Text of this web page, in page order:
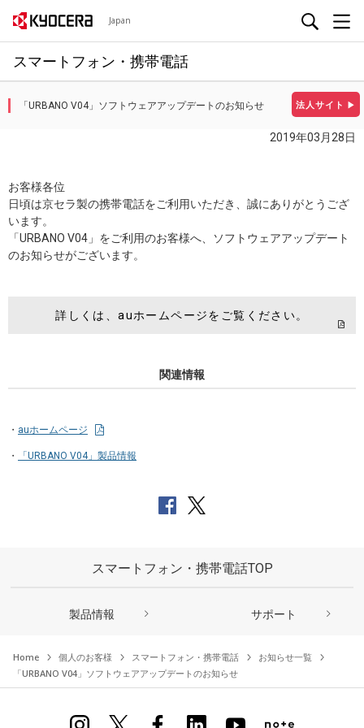
Japan
スマートフォン・携帯電話
法人サイト ▶
「URBANO V04」ソフトウェアアップデートのお知らせ
2019年03月28日
お客様各位
日頃は京セラ製の携帯電話をご利用いただき、誠にありがとうござ
います。
「URBANO V04」をご利用のお客様へ、ソフトウェアアップデート
のお知らせがございます。
詳しくは、auホームページをご覧ください。
関連情報
auホームページ
「URBANO V04」製品情報
スマートフォン・携帯電話TOP
製品情報 サポート
Home 個人のお客様 スマートフォン・携帯電話
お知らせ一覧
「URBANO V04」ソフトウェアアップデートのお知らせ